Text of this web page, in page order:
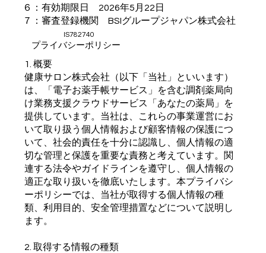
６：有効期限日 2026年5月22日
７：審査登録機関 BSIグループジャパン株式会社
IS782740
​プライバシーポリシー
1. 概要
健康サロン株式会社（以下「当社」といいます）
は、「電子お薬手帳サービス」を含む調剤薬局向
け業務支援クラウドサービス「あなたの薬局」を
提供しています。当社は、これらの事業運営にお
いて取り扱う個人情報および顧客情報の保護につ
いて、社会的責任を十分に認識し、個人情報の適
切な管理と保護を重要な責務と考えています。関
連する法令やガイドラインを遵守し、個人情報の
適正な取り扱いを徹底いたします。本プライバシ
ーポリシーでは、当社が取得する個人情報の種
類、利用目的、安全管理措置などについて説明し
ます。
2. 取得する情報の種類